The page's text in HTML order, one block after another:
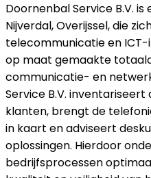
Doornenbal Service B.V.
Nijverdal, Overijssel, die
telecommunicatie en
op maat gemaakte
communicatie- en
Service B.V.
klanten, brengt de
in kaart en adviseert
oplossingen. Hierdoor
bedrijfsprocessen